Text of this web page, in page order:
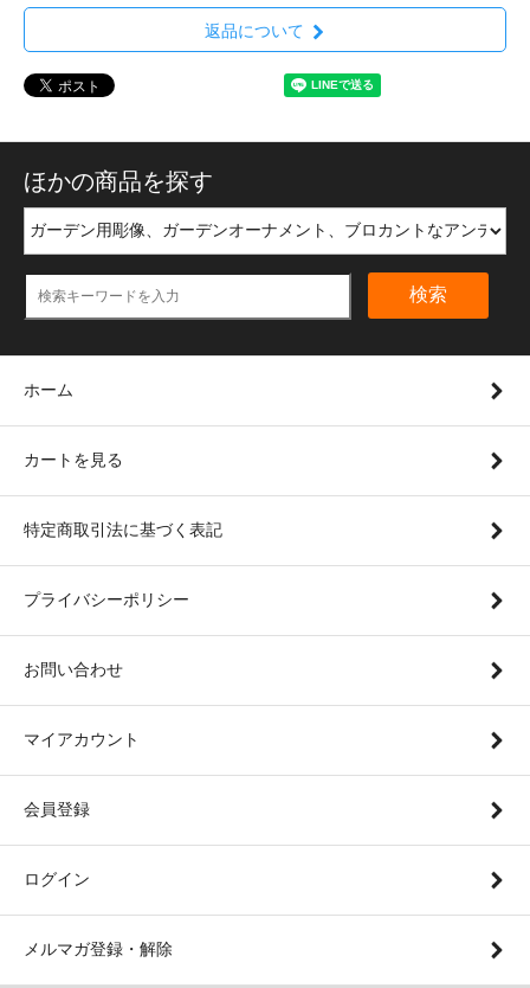
返品について
ほかの商品を探す
検索
ホーム
カートを見る
特定商取引法に基づく表記
プライバシーポリシー
お問い合わせ
マイアカウント
会員登録
ログイン
メルマガ登録・解除